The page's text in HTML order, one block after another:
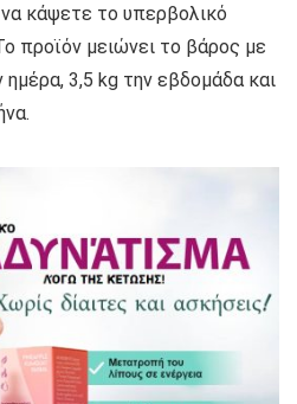
κάψετε το υπερβολικό
προϊόν μειώνει το βάρος με
3,5 kg την εβδομάδα και